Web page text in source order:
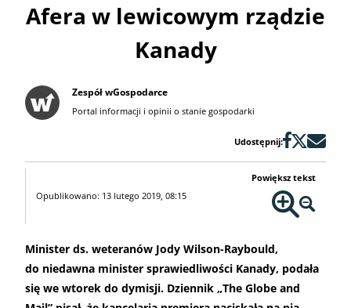
Afera w lewicowym rządzie
Kanady
Zespół wGospodarce
Portal informacji i opinii o stanie gospodarki
Udostępnij:
Opublikowano: 13 lutego 2019, 08:15
Powiększ tekst
Minister ds. weteranów Jody Wilson-Raybould,
do niedawna minister sprawiedliwości Kanady, podała
się we wtorek do dymisji. Dziennik „The Globe and